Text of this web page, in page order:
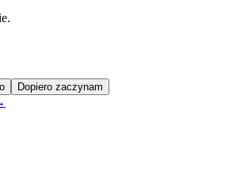
Dopiero zaczynam